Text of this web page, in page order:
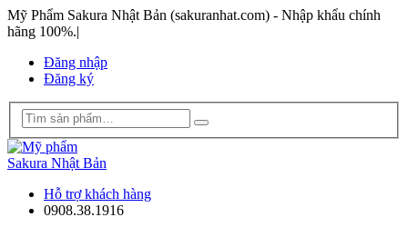
Mỹ Phẩm Sakura Nhật Bản (sakuranhat.com) - Nhập khẩu chính
hãng 100%.|
Đăng nhập
Đăng ký
Hỗ trợ khách hàng
0908.38.1916